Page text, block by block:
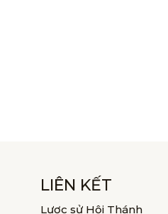
LIÊN KẾT
Lược sử Hội Thánh